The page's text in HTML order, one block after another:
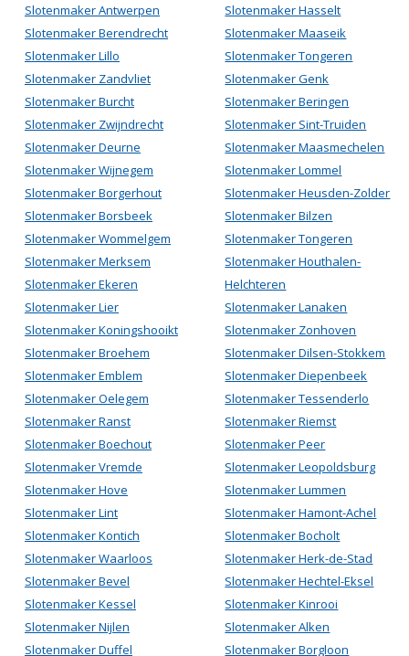
Slotenmaker Antwerpen
Slotenmaker Berendrecht
Slotenmaker Lillo
Slotenmaker Zandvliet
Slotenmaker Burcht
Slotenmaker Zwijndrecht
Slotenmaker Deurne
Slotenmaker Wijnegem
Slotenmaker Borgerhout
Slotenmaker Borsbeek
Slotenmaker Wommelgem
Slotenmaker Merksem
Slotenmaker Ekeren
Slotenmaker Lier
Slotenmaker Koningshooikt
Slotenmaker Broehem
Slotenmaker Emblem
Slotenmaker Oelegem
Slotenmaker Ranst
Slotenmaker Boechout
Slotenmaker Vremde
Slotenmaker Hove
Slotenmaker Lint
Slotenmaker Kontich
Slotenmaker Waarloos
Slotenmaker Bevel
Slotenmaker Kessel
Slotenmaker Nijlen
Slotenmaker Duffel
Slotenmaker Hasselt
Slotenmaker Maaseik
Slotenmaker Tongeren
Slotenmaker Genk
Slotenmaker Beringen
Slotenmaker Sint-Truiden
Slotenmaker Maasmechelen
Slotenmaker Lommel
Slotenmaker Heusden-Zolder
Slotenmaker Bilzen
Slotenmaker Tongeren
Slotenmaker Houthalen-
Helchteren
Slotenmaker Lanaken
Slotenmaker Zonhoven
Slotenmaker Dilsen-Stokkem
Slotenmaker Diepenbeek
Slotenmaker Tessenderlo
Slotenmaker Riemst
Slotenmaker Peer
Slotenmaker Leopoldsburg
Slotenmaker Lummen
Slotenmaker Hamont-Achel
Slotenmaker Bocholt
Slotenmaker Herk-de-Stad
Slotenmaker Hechtel-Eksel
Slotenmaker Kinrooi
Slotenmaker Alken
Slotenmaker Borgloon